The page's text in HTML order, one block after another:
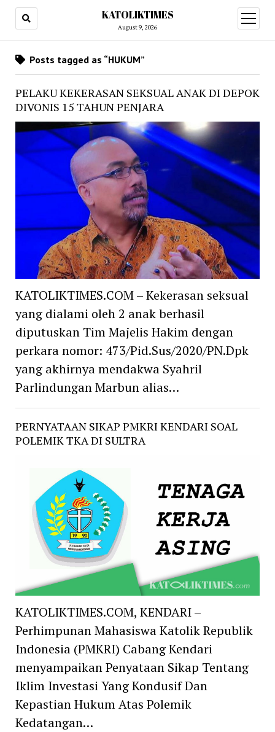
KATOLIKTIMES
August 9, 2026
open
menu
Posts tagged as “HUKUM”
PELAKU KEKERASAN SEKSUAL ANAK DI DEPOK
DIVONIS 15 TAHUN PENJARA
KATOLIKTIMES.COM – Kekerasan seksual
yang dialami oleh 2 anak berhasil
diputuskan Tim Majelis Hakim dengan
perkara nomor: 473/Pid.Sus/2020/PN.Dpk
yang akhirnya mendakwa Syahril
Parlindungan Marbun alias…
PERNYATAAN SIKAP PMKRI KENDARI SOAL
POLEMIK TKA DI SULTRA
KATOLIKTIMES.COM, KENDARI –
Perhimpunan Mahasiswa Katolik Republik
Indonesia (PMKRI) Cabang Kendari
menyampaikan Penyataan Sikap Tentang
Iklim Investasi Yang Kondusif Dan
Kepastian Hukum Atas Polemik
Kedatangan…